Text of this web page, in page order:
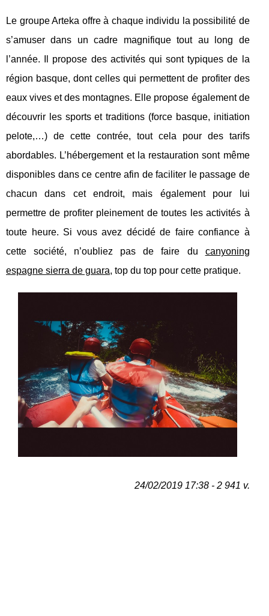
Le groupe Arteka offre à chaque individu la possibilité de
s’amuser dans un cadre magnifique tout au long de
l’année. Il propose des activités qui sont typiques de la
région basque, dont celles qui permettent de profiter des
eaux vives et des montagnes. Elle propose également de
découvrir les sports et traditions (force basque, initiation
pelote,…) de cette contrée, tout cela pour des tarifs
abordables. L’hébergement et la restauration sont même
disponibles dans ce centre afin de faciliter le passage de
chacun dans cet endroit, mais également pour lui
permettre de profiter pleinement de toutes les activités à
toute heure. Si vous avez décidé de faire confiance à
cette société, n’oubliez pas de faire du canyoning
espagne sierra de guara, top du top pour cette pratique.
24/02/2019 17:38 - 2 941 v.